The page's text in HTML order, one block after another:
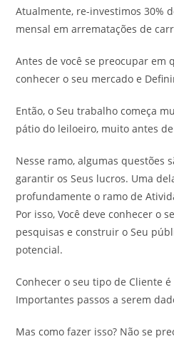
Atualmente, re-investimos 30%
mensal em arrematações de
Antes de você se preocupar em
conhecer o seu mercado e
Então, o Seu trabalho começa
pátio do leiloeiro, muito antes
Nesse ramo, algumas questões
garantir os Seus lucros. Uma
profundamente o ramo de
Por isso, Você deve conhecer o
pesquisas e construir o Seu
potencial.
Conhecer o seu tipo de Cliente
Importantes passos a serem
Mas como fazer isso? Não se